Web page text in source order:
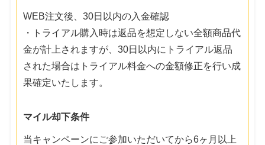
WEB注文後、30日以内の入金確認
・トライアル購入時は返品を想定しない全額商品代
金が計上されますが、30日以内にトライアル返品
された場合はトライアル料金への金額修正を行い成
果確定いたします。
マイル却下条件
当キャンペーンにご参加いただいてから6ヶ月以上